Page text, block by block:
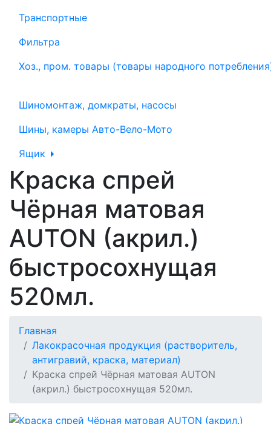
Транспортные
Фильтра
Хоз., пром. товары (товары народного
Шиномонтаж, домкраты, насосы
Шины, камеры Авто-Вело-Мото
Ящик
Краска спрей
Чёрная матовая
AUTON (акрил.)
быстросохнущая
520мл.
Главная
Лакокрасочная продукция (растворитель,
антигравий, краска, материал)
Краска спрей Чёрная матовая AUTON
(акрил.) быстросохнущая 520мл.